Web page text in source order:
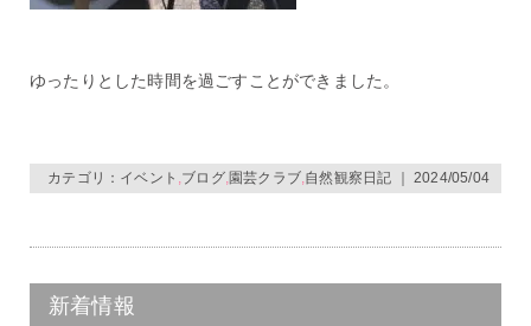
ゆったりとした時間を過ごすことができました。
カテゴリ： イベント ブログ, 園芸クラブ, 自然観察日記 ｜ 2024/05/04
新着情報